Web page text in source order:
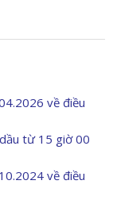
về điều
từ 15 giờ 00
về điều